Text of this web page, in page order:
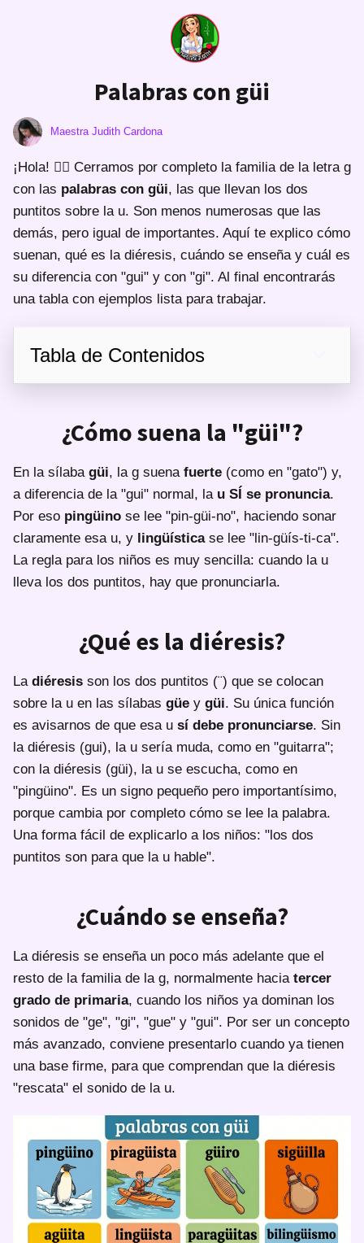
Palabras con güi
Maestra Judith Cardona
¡Hola! 🙋‍♀️ Cerramos por completo la familia de la letra g
con las palabras con güi, las que llevan los dos
puntitos sobre la u. Son menos numerosas que las
demás, pero igual de importantes. Aquí te explico cómo
suenan, qué es la diéresis, cuándo se enseña y cuál es
su diferencia con "gui" y con "gi". Al final encontrarás
una tabla con ejemplos lista para trabajar.
Tabla de Contenidos
¿Cómo suena la "güi"?
En la sílaba güi, la g suena fuerte (como en "gato") y,
a diferencia de la "gui" normal, la u SÍ se pronuncia.
Por eso pingüino se lee "pin-güi-no", haciendo sonar
claramente esa u, y lingüísticase lee "lin-güís-ti-ca".
La regla para los niños es muy sencilla: cuando la u
lleva los dos puntitos, hay que pronunciarla.
¿Qué es la diéresis?
La diéresis son los dos puntitos (¨) que se colocan
sobre la u en las sílabas güe y güi. Su única función
es avisarnos de que esa u sí debe pronunciarse. Sin
la diéresis (gui), la u sería muda, como en "guitarra";
con la diéresis (güi), la u se escucha, como en
"pingüino". Es un signo pequeño pero importantísimo,
porque cambia por completo cómo se lee la palabra.
Una forma fácil de explicarlo a los niños: "los dos
puntitos son para que la u hable".
¿Cuándo se enseña?
La diéresis se enseña un poco más adelante que el
resto de la familia de la g, normalmente hacia tercer
grado de primaria, cuando los niños ya dominan los
sonidos de "ge", "gi", "gue" y "gui". Por ser un concepto
más avanzado, conviene presentarlo cuando ya tienen
una base firme, para que comprendan que la diéresis
"rescata" el sonido de la u.